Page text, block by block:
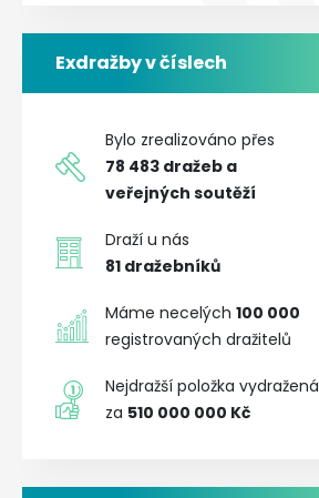
Exdražby v číslech
Bylo zrealizováno přes
78 483 dražeb a
veřejných soutěží
Draží u nás
81 dražebníků
Máme necelých 100 000
registrovaných dražitelů
Nejdražší položka vydražená
za 510 000 000 Kč